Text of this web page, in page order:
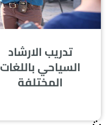
تدريب الارشاد
السياحي باللغات
المختلفة